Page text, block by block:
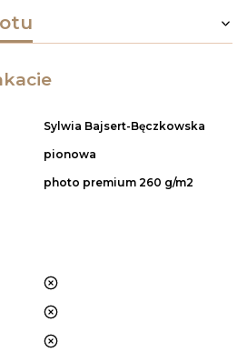
Sylwia Bajsert-Bęczkowska
pionowa
photo premium 260 g/m2
nie
nie
nie